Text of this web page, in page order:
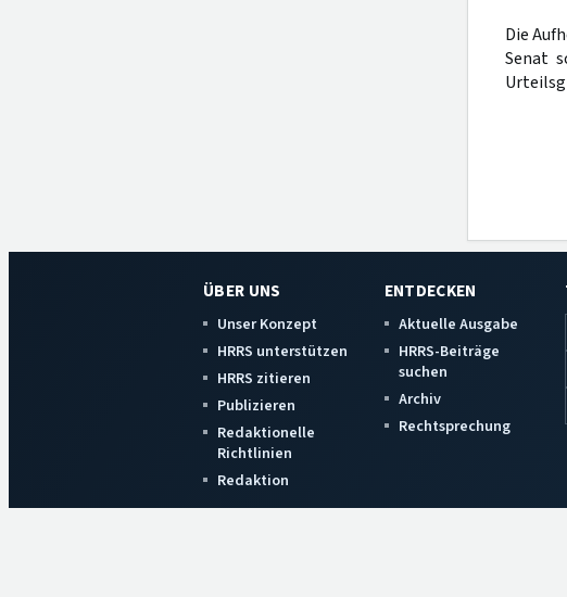
Die
Senat
ÜBER UNS
Unser Konzept
HRRS unterstützen
HRRS zitieren
Publizieren
Redaktionelle
Richtlinien
Redaktion
ENTDECKEN
Aktuelle Ausgabe
HRRS-Beiträge
suchen
Archiv
Rechtsprechung